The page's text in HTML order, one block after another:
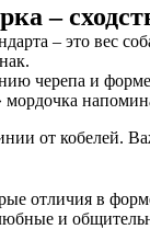
–
– это вес
черепа и
от кобелей.
отличия в
и